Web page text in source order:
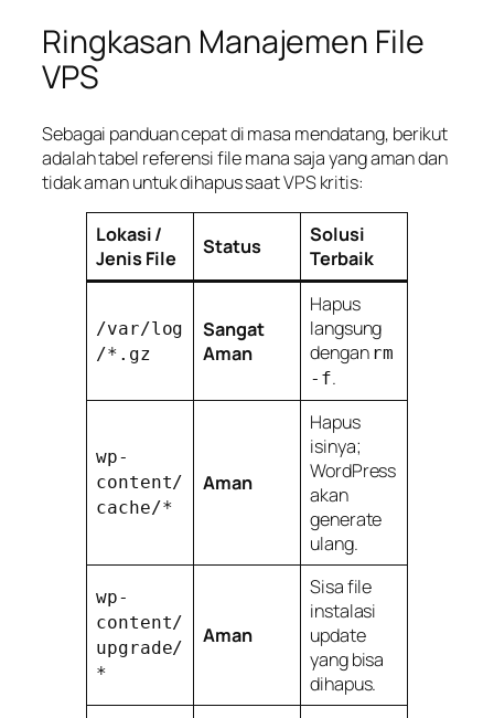
Ringkasan Manajemen File
VPS
Sebagai panduan cepat di masa mendatang, berikut
adalah tabel referensi file mana saja yang aman dan
tidak aman untuk dihapus saat VPS kritis:
Lokasi /
Jenis File
Status
Solusi
Terbaik
/var/log
/*.gz
Sangat
Aman
Hapus
langsung
dengan rm
-f.
wp-
content/
cache/*
Aman
Hapus
isinya;
WordPress
akan
generate
ulang.
wp-
content/
upgrade/
*
Aman
Sisa file
instalasi
update
yang bisa
dihapus.